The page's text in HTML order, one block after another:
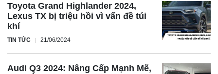
Tại Thái Lan, Honda Civic e: HEV có hai phiên bản là EL+
có giá 1,15 triệu baht (tương đương 797 triệu đồng), và RS
với giá 1,27 triệu baht (tương đương 880 triệu đồng). Dự
này sẽ cao hơn một chút so với mức giá hiện tại của
Toyota Grand Highlander 2024,
Lexus TX bị triệu hồi vì vấn đề túi
khí
TIN TỨC 21/06/2024
Audi Q3 2024: Nâng Cấp Mạnh Mẽ,